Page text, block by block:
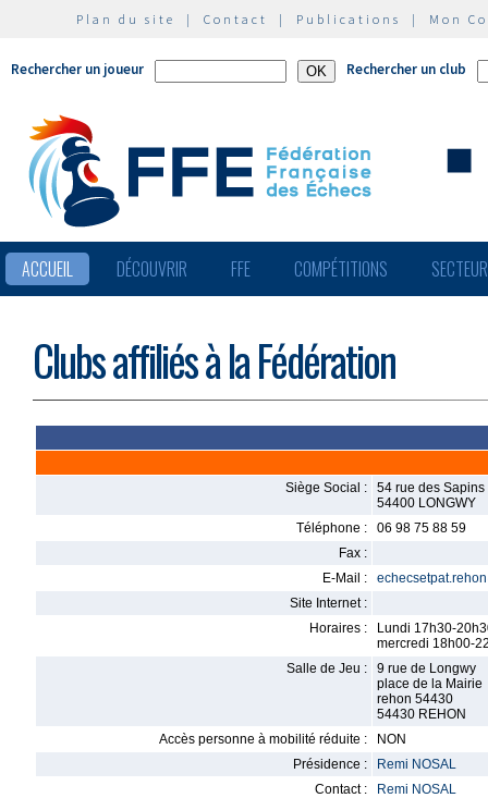
Plan du site | Contact | Publications | Mon
Rechercher un joueur Rechercher un club
ACCUEIL DÉCOUVRIR FFE COMPÉTITIONS
Clubs affiliés à la Fédération
Siège Social :
54 rue des Sapins
54400 LONGWY
Téléphone :
06 98 75 88 59
Fax :
E-Mail :
Site Internet :
Horaires :
Lundi 17h30-
mercredi 18h00-
Salle de Jeu :
9 rue de Longwy
place de la Mairie
rehon 54430
54430 REHON
Accès personne à mobilité réduite :
NON
Présidence :
Remi NOSAL
Contact :
Remi NOSAL